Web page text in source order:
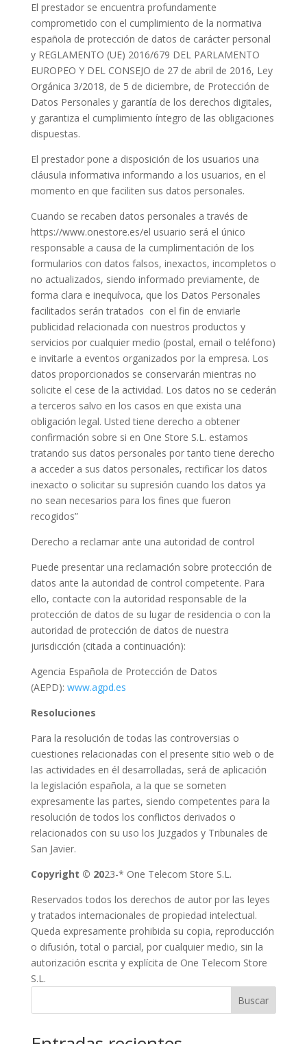
El prestador se encuentra profundamente
comprometido con el cumplimiento de la normativa
española de protección de datos de carácter personal
y REGLAMENTO (UE) 2016/679 DEL PARLAMENTO
EUROPEO Y DEL CONSEJO de 27 de abril de 2016, Ley
Orgánica 3/2018, de 5 de diciembre, de Protección de
Datos Personales y garantía de los derechos digitales,
y garantiza el cumplimiento íntegro de las obligaciones
dispuestas.
El prestador pone a disposición de los usuarios una
cláusula informativa informando a los usuarios, en el
momento en que faciliten sus datos personales.
Cuando se recaben datos personales a través de
https://www.onestore.es/el usuario será el único
responsable a causa de la cumplimentación de los
formularios con datos falsos, inexactos, incompletos o
no actualizados, siendo informado previamente, de
forma clara e inequívoca, que los Datos Personales
facilitados serán tratados con el fin de enviarle
publicidad relacionada con nuestros productos y
servicios por cualquier medio (postal, email o teléfono)
e invitarle a eventos organizados por la empresa. Los
datos proporcionados se conservarán mientras no
solicite el cese de la actividad. Los datos no se cederán
a terceros salvo en los casos en que exista una
obligación legal. Usted tiene derecho a obtener
confirmación sobre si en One Store S.L. estamos
tratando sus datos personales por tanto tiene derecho
a acceder a sus datos personales, rectificar los datos
inexacto o solicitar su supresión cuando los datos ya
no sean necesarios para los fines que fueron
recogidos”
Derecho a reclamar ante una autoridad de control
Puede presentar una reclamación sobre protección de
datos ante la autoridad de control competente. Para
ello, contacte con la autoridad responsable de la
protección de datos de su lugar de residencia o con la
autoridad de protección de datos de nuestra
jurisdicción (citada a continuación):
Agencia Española de Protección de Datos
(AEPD): www.agpd.es
Resoluciones
Para la resolución de todas las controversias o
cuestiones relacionadas con el presente sitio web o de
las actividades en él desarrolladas, será de aplicación
la legislación española, a la que se someten
expresamente las partes, siendo competentes para la
resolución de todos los conflictos derivados o
relacionados con su uso los Juzgados y Tribunales de
San Javier.
Copyright © 2023-* One Telecom Store S.L.
Reservados todos los derechos de autor por las leyes
y tratados internacionales de propiedad intelectual.
Queda expresamente prohibida su copia, reproducción
o difusión, total o parcial, por cualquier medio, sin la
autorización escrita y explícita de One Telecom Store
S.L.
Buscar